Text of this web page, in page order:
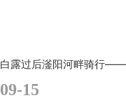
白露过后滏阳河畔骑行
09-15